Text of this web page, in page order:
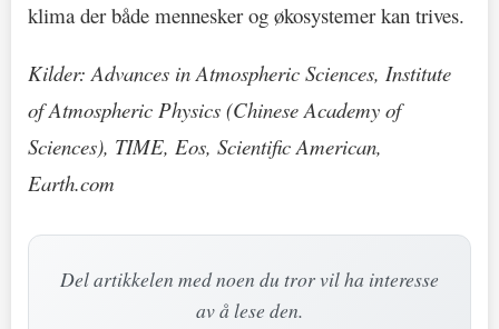
klima der både mennesker og økosystemer kan trives.
Kilder: Advances in Atmospheric Sciences, Institute
of Atmospheric Physics (Chinese Academy of
Sciences), TIME, Eos, Scientific American,
Earth.com
Del artikkelen med noen du tror vil ha interesse
av å lese den.